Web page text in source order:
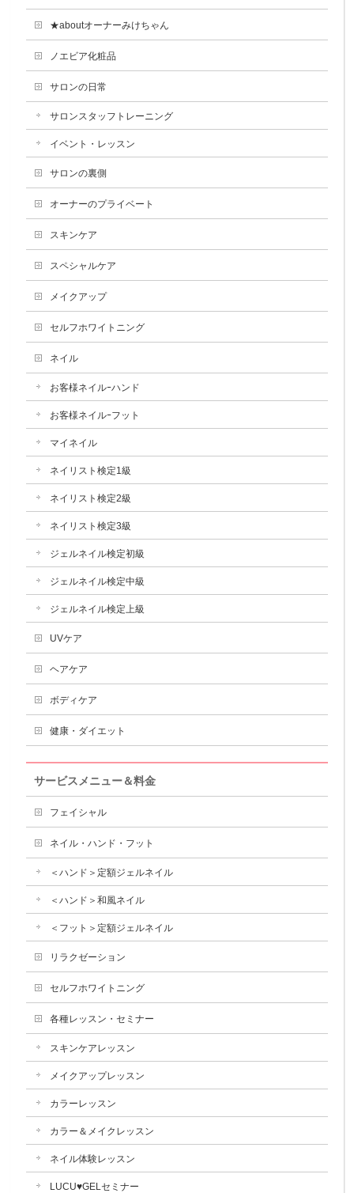
★aboutオーナーみけちゃん
ノエビア化粧品
サロンの日常
サロンスタッフトレーニング
イベント・レッスン
サロンの裏側
オーナーのプライベート
スキンケア
スペシャルケア
メイクアップ
セルフホワイトニング
ネイル
お客様ネイルｰハンド
お客様ネイルｰフット
マイネイル
ネイリスト検定1級
ネイリスト検定2級
ネイリスト検定3級
ジェルネイル検定初級
ジェルネイル検定中級
ジェルネイル検定上級
UVケア
ヘアケア
ボディケア
健康・ダイエット
サービスメニュー＆料金
フェイシャル
ネイル・ハンド・フット
＜ハンド＞定額ジェルネイル
＜ハンド＞和風ネイル
＜フット＞定額ジェルネイル
リラクゼーション
セルフホワイトニング
各種レッスン・セミナー
スキンケアレッスン
メイクアップレッスン
カラーレッスン
カラー＆メイクレッスン
ネイル体験レッスン
LUCU♥GELセミナー